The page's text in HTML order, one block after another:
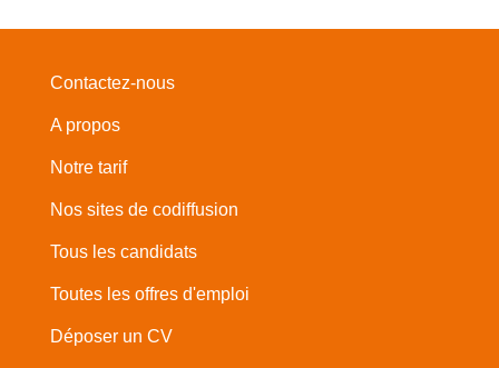
Contactez-nous
A propos
Notre tarif
Nos sites de codiffusion
Tous les candidats
Toutes les offres d'emploi
Déposer un CV